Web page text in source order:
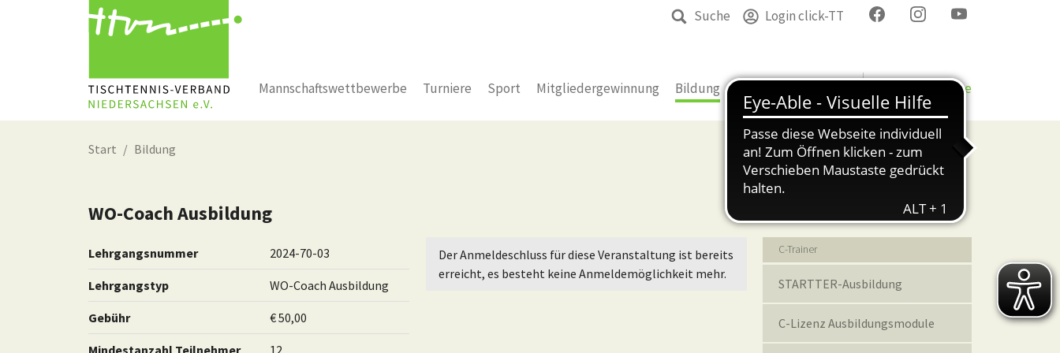
Suche Login click-TT
Mannschaftswettbewerbe Turniere Sport Mitgliedergewinnung Bildung Bezirke & Kreise
Start Bildung
WO-Coach Ausbildung
Lehrgangsnummer 2024-70-03
Lehrgangstyp WO-Coach Ausbildung
Gebühr € 50,00
Mindestanzahl Teilnehmer 12
Der Anmeldeschluss für diese Veranstaltung ist bereits
erreicht, es besteht keine Anmeldemöglichkeit mehr.
C-Trainer
STARTTER-Ausbildung
C-Lizenz Ausbildungsmodule